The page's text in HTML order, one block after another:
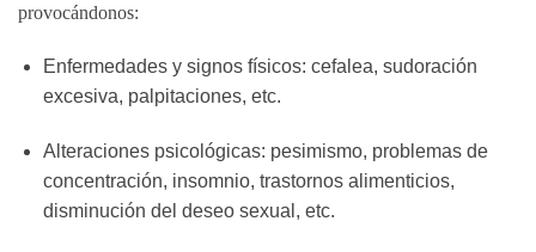
provocándonos:
Enfermedades y signos físicos: cefalea, sudoración
excesiva, palpitaciones, etc.
Alteraciones psicológicas: pesimismo, problemas de
concentración, insomnio, trastornos alimenticios,
disminución del deseo sexual, etc.